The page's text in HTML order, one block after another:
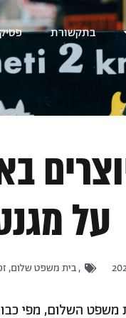
בתקשורת
על
,בית משפט שלום,